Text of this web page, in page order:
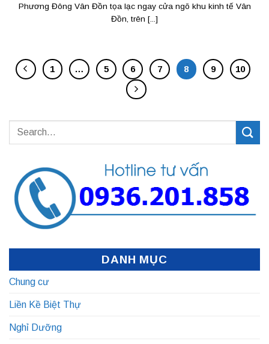
Phương Đông Vân Đồn tọa lạc ngay cửa ngõ khu kinh tế Vân
Đồn, trên [...]
1 … 5 6 7 8 9 10
DANH MỤC
Chung cư
Liền Kề Biệt Thự
Nghỉ Dưỡng